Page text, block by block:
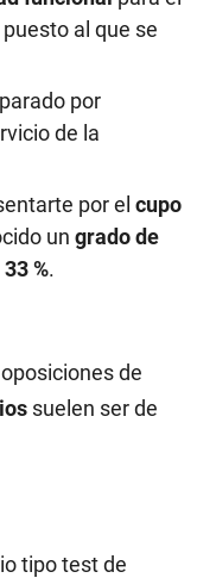
al que se
por
de la
por el cupo
un grado de
%.
de
suelen ser de
tipo test de